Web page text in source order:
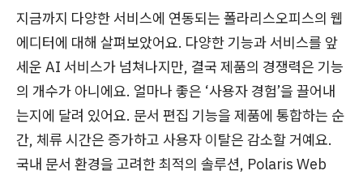
지금까지 다양한 서비스에 연동되는 폴라리스오피스의 웹
에디터에 대해 살펴보았어요. 다양한 기능과 서비스를 앞
세운 AI 서비스가 넘쳐나지만, 결국 제품의 경쟁력은 기능
의 개수가 아니에요. 얼마나 좋은 ‘사용자 경험’을 끌어내
는지에 달려 있어요. 문서 편집 기능을 제품에 통합하는 순
간, 체류 시간은 증가하고 사용자 이탈은 감소할 거예요.
국내 문서 환경을 고려한 최적의 솔루션, Polaris Web